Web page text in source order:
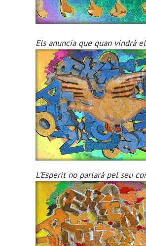
Els anuncia que quan vindrà
L’Esperit no parlarà pel seu